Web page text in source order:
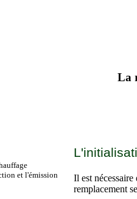
La
et l'émission
Il est
remplacement